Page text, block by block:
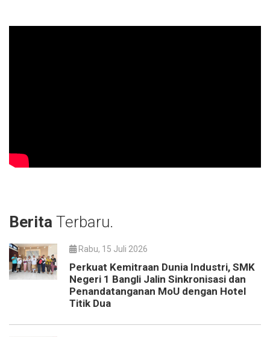
Berita Terbaru.
Rabu, 15 Juli 2026
Perkuat Kemitraan Dunia Industri, SMK
Negeri 1 Bangli Jalin Sinkronisasi dan
Penandatanganan MoU dengan Hotel
Titik Dua